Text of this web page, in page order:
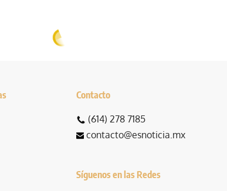
Contacto
(614) 278 7185
contacto@esnoticia.mx
Síguenos en las Redes